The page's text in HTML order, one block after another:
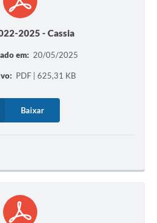
2025 - Cassia
em: 20/05/2025
PDF | 625,31 KB
Baixar